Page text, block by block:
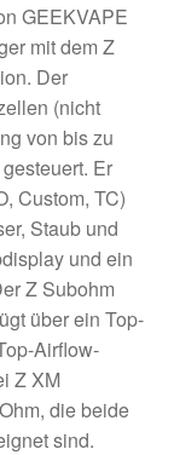
GEEKVAPE
mit dem Z
Der
(nicht
von bis zu
Er
Custom, TC)
Staub und
und ein
Z Subohm
über ein Top-
Airflow-
Z XM
die beide
sind.